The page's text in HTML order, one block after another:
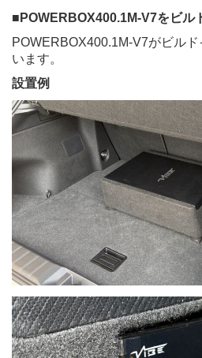
■ POWERBOX400.1M-V7をビル
POWERBOX400.1M-V7がビル
います。
設置例